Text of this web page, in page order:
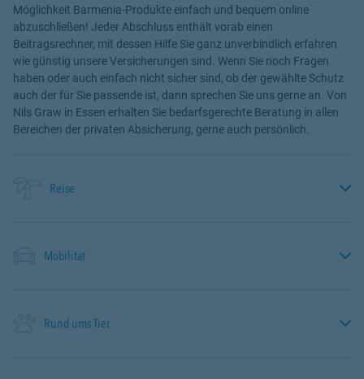
Möglichkeit Barmenia-Produkte einfach und bequem online
abzuschließen! Jeder Abschluss enthält vorab einen
Beitragsrechner, mit dessen Hilfe Sie ganz unverbindlich erfahren
wie günstig unsere Versicherungen sind. Wenn Sie noch Fragen
haben oder auch einfach nicht sicher sind, ob der gewählte Schutz
auch der für Sie passende ist, dann sprechen Sie uns gerne an. Von
Nils Graw in Essen erhalten Sie bedarfsgerechte Beratung in allen
Bereichen der privaten Absicherung, gerne auch persönlich.
Reise
Mobilität
Rund ums Tier